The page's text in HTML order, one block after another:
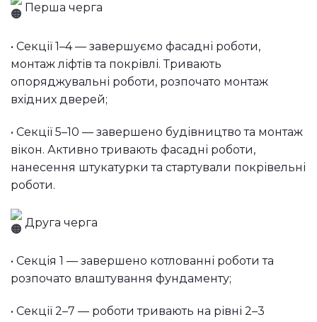
Перша черга
• Секції 1–4 — завершуємо фасадні роботи,
монтаж ліфтів та покрівлі. Тривають
опоряджувальні роботи, розпочато монтаж
вхідних дверей;
• Секції 5–10 — завершено будівництво та монтаж
вікон. Активно тривають фасадні роботи,
нанесення штукатурки та стартували покрівельні
роботи.
Друга черга
• Секція 1 — завершено котлованні роботи та
розпочато влаштування фундаменту;
• Секції 2–7 — роботи тривають на рівні 2–3